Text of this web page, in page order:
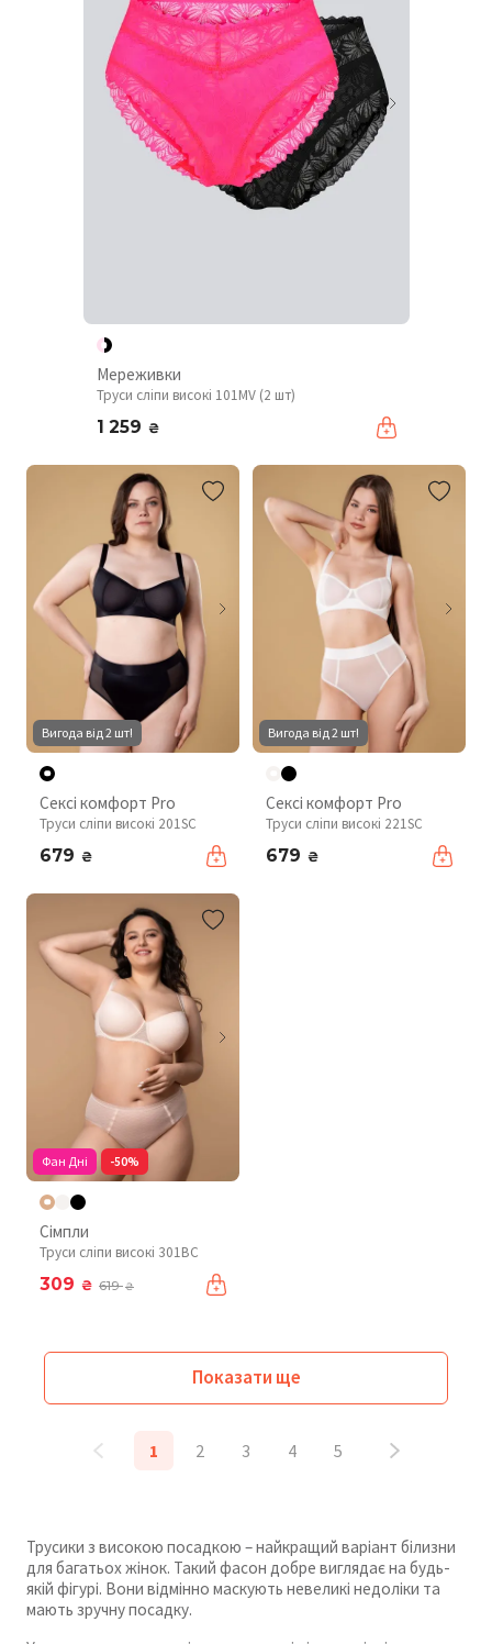
Мереживки
Труси сліпи високі 101MV (2 шт)
1 259 ₴
Вигода від 2 шт!
Сексі комфорт Pro
Труси сліпи високі 201SC
679 ₴
Вигода від 2 шт!
Сексі комфорт Pro
Труси сліпи високі 221SC
679 ₴
Фан Дні -50%
Сімпли
Труси сліпи високі 301BC
309 ₴ 619₴
Показати ще
1 2 3 4 5
Трусики з високою посадкою – найкращий варіант білизни
для багатьох жінок. Такий фасон добре виглядає на будь-
якій фігурі. Вони відмінно маскують невеликі недоліки та
мають зручну посадку.